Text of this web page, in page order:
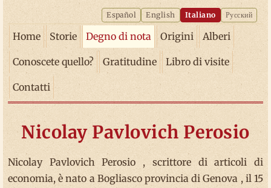
Español English Italiano Русский
Home Storie Degno di nota Origini Alberi
Conoscete quello? Gratitudine Libro di visite
Contatti
Nicolay Pavlovich Perosio
Nicolay Pavlovich Perosio , scrittore di articoli di
economia, è nato a Bogliasco provincia di Genova , il 15